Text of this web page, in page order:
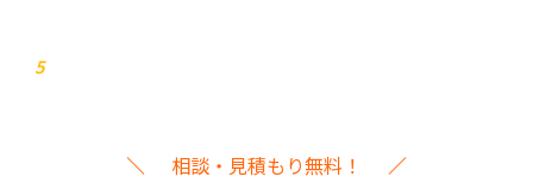
5
相談・見積もり無料！